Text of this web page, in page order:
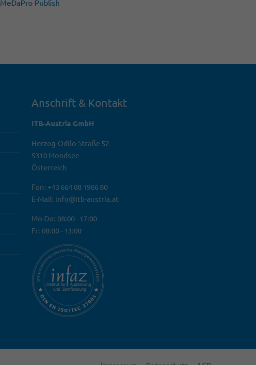
MeDaPro Publish
Anschrift & Kontakt
ITB-Austria GmbH
Herzog-Odilo-Straße 52
5310 Mondsee
Österreich
Fon: +43 664 88 1986 80
E-Mail: info@itb-austria.at
Mo-Do: 08:00 - 17:00
Fr: 08:00 - 13:00